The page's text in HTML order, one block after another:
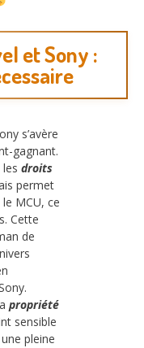
et Sony :
s’avère
gagnant.
droits
permet
MCU, ce
Cette
de
propriété
sensible
pleine